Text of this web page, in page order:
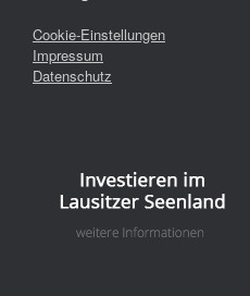
Cookie-Einstellungen
Impressum
Datenschutz